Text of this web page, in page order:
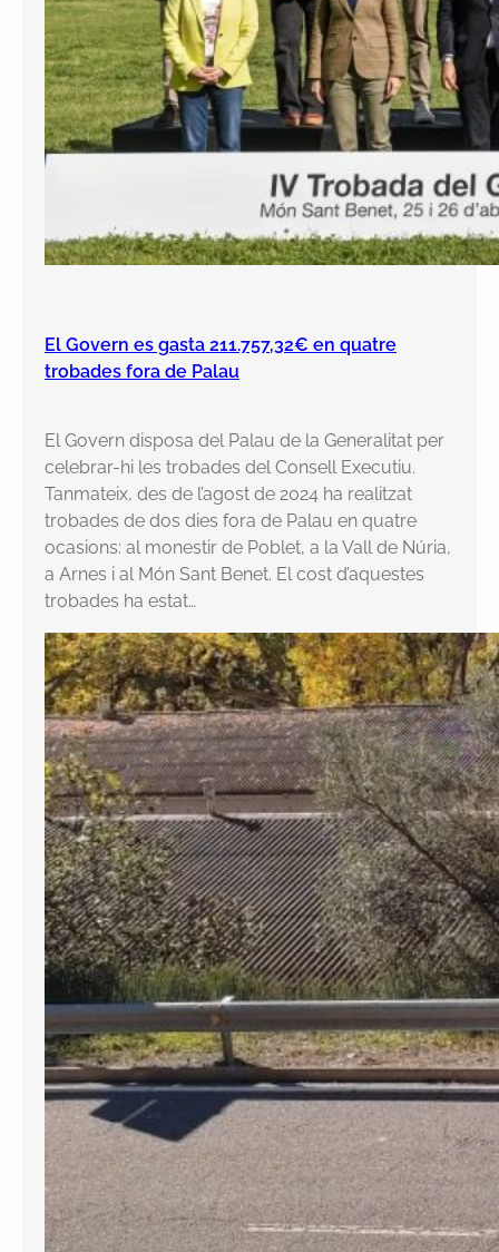
El Govern es gasta 211.757,32€ en quatre
trobades fora de Palau
El Govern disposa del Palau de la Generalitat per
celebrar-hi les trobades del Consell Executiu.
Tanmateix, des de l’agost de 2024 ha realitzat
trobades de dos dies fora de Palau en quatre
ocasions: al monestir de Poblet, a la Vall de Núria,
a Arnes i al Món Sant Benet. El cost d’aquestes
trobades ha estat…